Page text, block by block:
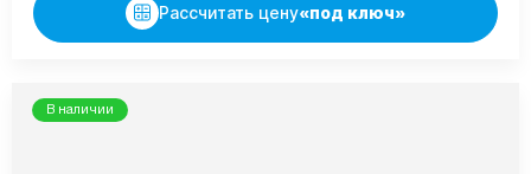
Рассчитать цену«под ключ»
В наличии